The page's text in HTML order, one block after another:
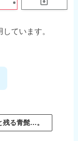
ています。
残る青髭…。